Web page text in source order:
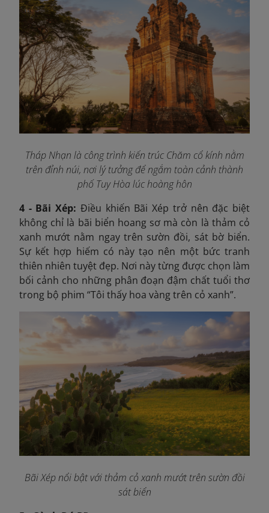
Tháp Nhạn là công trình kiến trúc Chăm cổ kính nằm
trên đỉnh núi, nơi lý tưởng để ngắm toàn cảnh thành
phố Tuy Hòa lúc hoàng hôn
4 - Bãi Xép: Điều khiến Bãi Xép trở nên đặc biệt
không chỉ là bãi biển hoang sơ mà còn là thảm cỏ
xanh mướt nằm ngay trên sườn đồi, sát bờ biển.
Sự kết hợp hiếm có này tạo nên một bức tranh
thiên nhiên tuyệt đẹp. Nơi này từng được chọn làm
bối cảnh cho những phân đoạn đậm chất tuổi thơ
trong bộ phim “Tôi thấy hoa vàng trên cỏ xanh”.
Bãi Xép nổi bật với thảm cỏ xanh mướt trên sườn đồi
sát biển